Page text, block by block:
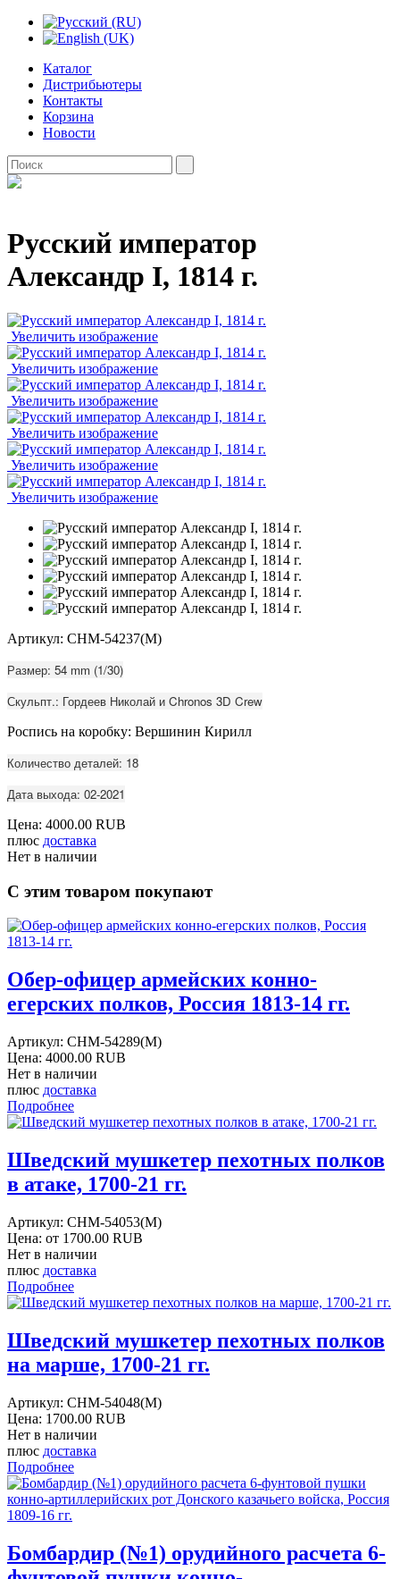
Каталог
Дистрибьютеры
Контакты
Корзина
Новости
Русский император
Александр I, 1814 г.
Увеличить изображение
Увеличить изображение
Увеличить изображение
Увеличить изображение
Увеличить изображение
Увеличить изображение
Артикул: CHM-54237(M)
Размер: 54 mm (1/30)
Скульпт.: Гордеев Николай и Chronos 3D Crew
Роспись на коробку: Вершинин Кирилл
Количество деталей: 18
Дата выхода: 02-2021
Цена: 4000.00 RUB
плюс доставка
Нет в наличии
С этим товаром покупают
Обер-офицер армейских конно-
егерских полков, Россия 1813-14 гг.
Артикул: CHM-54289(M)
Цена: 4000.00 RUB
Нет в наличии
плюс доставка
Подробнее
Шведский мушкетер пехотных полков
в атаке, 1700-21 гг.
Артикул: CHM-54053(M)
Цена: от 1700.00 RUB
Нет в наличии
плюс доставка
Подробнее
Шведский мушкетер пехотных полков
на марше, 1700-21 гг.
Артикул: CHM-54048(M)
Цена: 1700.00 RUB
Нет в наличии
плюс доставка
Подробнее
Бомбардир (№1) орудийного расчета 6-